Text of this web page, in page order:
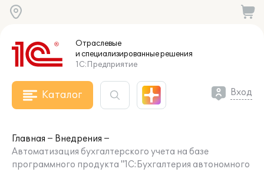
Отраслевые
и специализированныерешения
1С:Предприятие
Каталог Вход
Главная
Внедрения
Автоматизация бухгалтерского учета на базе
программного продукта "1С:Бухгалтерия автономного